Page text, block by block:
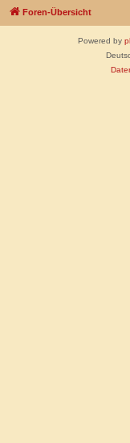
Foren-Übersicht
Powered by